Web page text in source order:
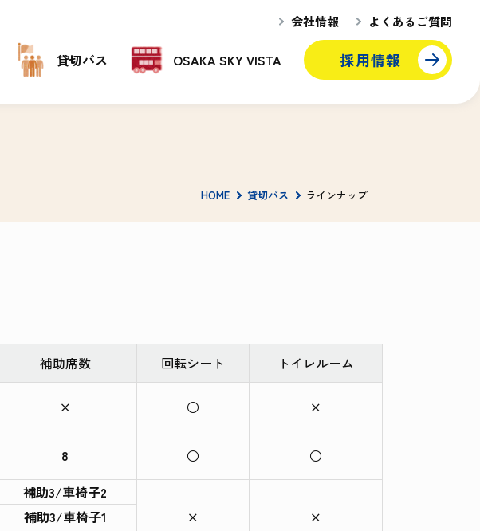
貸切バス OSAKA SKY VISTA 採用情報
会社情報 よくあるご質問
HOME 貸切バス ラインナップ
補助席数 回転シート トイレルーム
× ○ ×
8 ○ ○
補助3/車椅子2
×
×
補助3/車椅子1